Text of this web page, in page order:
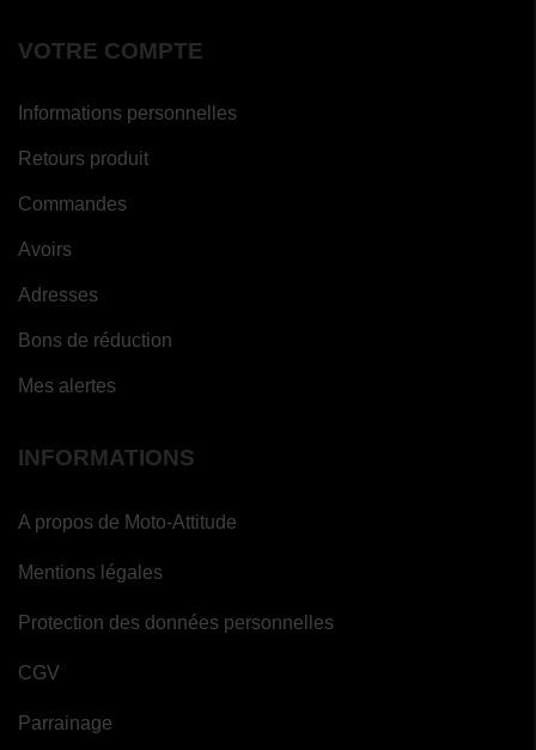
VOTRE COMPTE
Informations personnelles
Retours produit
Commandes
Avoirs
Adresses
Bons de réduction
Mes alertes
INFORMATIONS
A propos de Moto-Attitude
Mentions légales
Protection des données personnelles
CGV
Parrainage